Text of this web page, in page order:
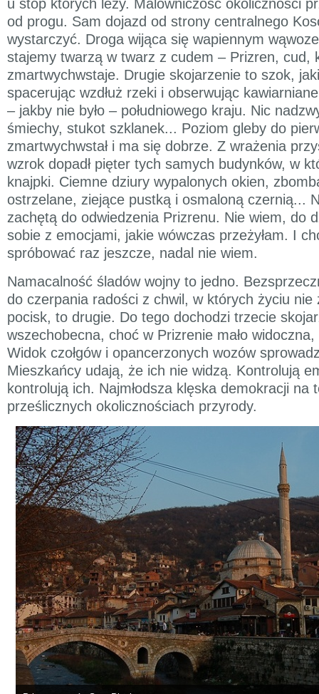
u stóp których leży. Malowniczość okoliczności
od progu. Sam dojazd od strony centralnego
wystarczyć. Droga wijąca się wapiennym
stajemy twarzą w twarz z cudem – Prizren, cud,
zmartwychwstaje. Drugie skojarzenie to szok,
spacerując wzdłuż rzeki i obserwując
– jakby nie było – południowego kraju. Nic
śmiechy, stukot szklanek... Poziom gleby do
zmartwychwstał i ma się dobrze. Z wrażenia
wzrok dopadł pięter tych samych budynków, w
knajpki. Ciemne dziury wypalonych okien,
ostrzelane, ziejące pustką i osmaloną czernią...
zachętą do odwiedzenia Prizrenu. Nie wiem, do
sobie z emocjami, jakie wówczas przeżyłam. I
spróbować raz jeszcze, nadal nie wiem.
Namacalność śladów wojny to jedno.
do czerpania radości z chwil, w których życiu nie
pocisk, to drugie. Do tego dochodzi trzecie
wszechobecna, choć w Prizrenie mało
Widok czołgów i opancerzonych wozów
Mieszkańcy udają, że ich nie widzą. Kontrolują
kontrolują ich. Najmłodsza klęska demokracji na
prześlicznych okolicznościach przyrody.